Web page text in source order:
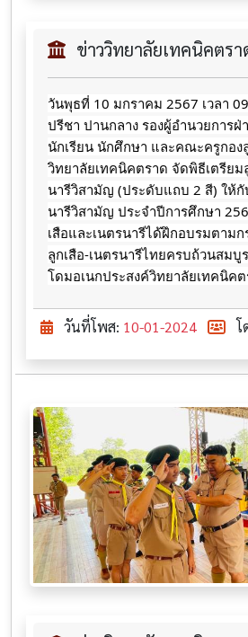
ข่าววิทยาลัยเทคนิคตรา
วันพุธที่ 10 มกราคม 2567 เวลา
ปรีชา ปานกลาง รองผู้อำนวยการ
นักเรียน นักศึกษา และคณะครูกอง
วิทยาลัยเทคนิคตราด จัดพิธีเตรียม
นารีวิสามัญ (ประดับแถบ 2 สี) ให้กั
นารีวิสามัญ ประจำปีการศึกษา
เสือและเนตรนารีได้ฝึกอบรมตาม
ลูกเสือ-เนตรนารีไทยครบถ้วนสม
โดมอเนกประสงค์วิทยาลัยเทคนิคต
วันที่โพส: 10-01-2024 โ